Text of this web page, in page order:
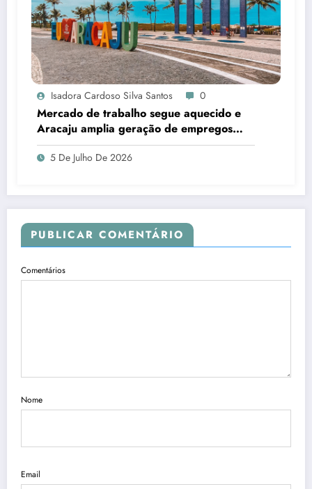
Isadora Cardoso Silva Santos 0
Mercado de trabalho segue aquecido e
Aracaju amplia geração de empregos
formais
5 De Julho De 2026
PUBLICAR COMENTÁRIO
Comentários
Nome
Email